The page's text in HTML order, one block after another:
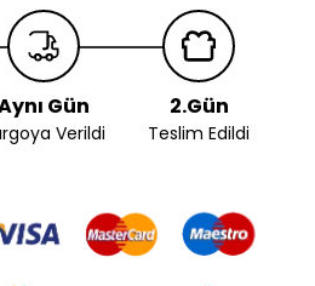
Gün
Verildi
2.Gün
Teslim Edildi